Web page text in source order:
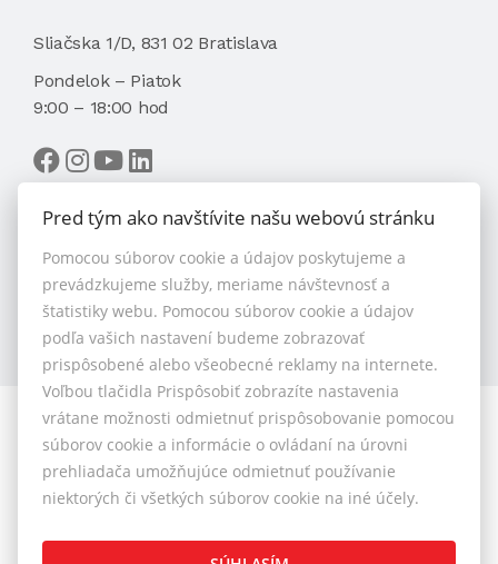
Sliačska 1/D, 831 02 Bratislava
Pondelok – Piatok
9:00 – 18:00 hod
VYBRAŤ MAKLÉRA
© 2026 - 1.BCR s.r.o.
Sliačska 10235/1D, Bratislava 83102, Tel.: +421 901 789
818 , Mobil: +421 901 789 818 , E-mail: info@1bcr.sk
Pred tým ako navštívite našu webovú stránku
Pomocou súborov cookie a údajov poskytujeme a
prevádzkujeme služby, meriame návštevnosť a
štatistiky webu. Pomocou súborov cookie a údajov
podľa vašich nastavení budeme zobrazovať
prispôsobené alebo všeobecné reklamy na internete.
Voľbou tlačidla Prispôsobiť zobrazíte nastavenia
vrátane možnosti odmietnuť prispôsobovanie pomocou
súborov cookie a informácie o ovládaní na úrovni
prehliadača umožňujúce odmietnuť používanie
niektorých či všetkých súborov cookie na iné účely.